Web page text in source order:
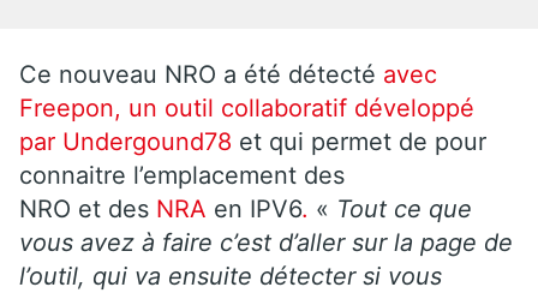
Ce nouveau NRO a été détecté avec
Freepon, un outil collaboratif développé
par Undergound78 et qui permet de pour
connaitre l’emplacement des
NRO et des NRA en IPV6. « Tout ce que
vous avez à faire c’est d’aller sur la page de
l’outil, qui va ensuite détecter si vous